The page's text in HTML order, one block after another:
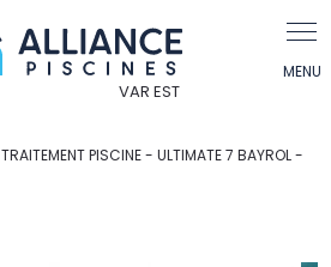
TRAITEMENT PISCINE - ULTIMATE 7 BAYROL -